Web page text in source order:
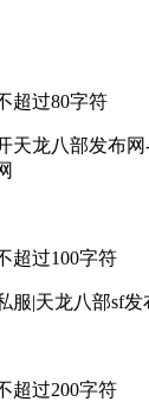
超过80字符
天龙八部发布
超过100字符
服|天龙八部sf发
超过200字符